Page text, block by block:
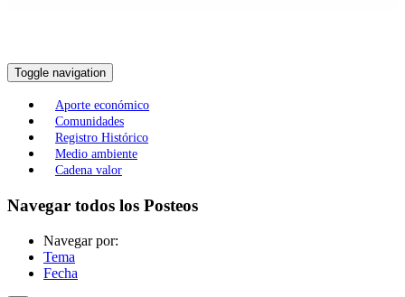
Toggle navigation
Aporte económico
Comunidades
Registro Histórico
Medio ambiente
Cadena valor
Navegar todos los Posteos
Navegar por:
Tema
Fecha